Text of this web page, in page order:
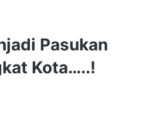
Pasukan
Kota…..!